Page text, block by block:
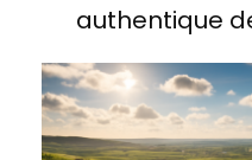
authentique